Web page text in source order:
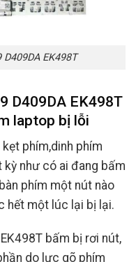
EK498T
D409DA EK498T
laptop bị lỗi
phím,dinh phím
như có ai đang bấm
phím một nút nào
hết một lúc lại bị lại.
bấm bị rơi nút,
do lực gõ phím